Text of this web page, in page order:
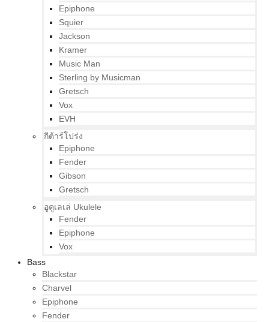
Epiphone
Squier
Jackson
Kramer
Music Man
Sterling by Musicman
Gretsch
Vox
EVH
กีต้าร์โปร่ง
Epiphone
Fender
Gibson
Gretsch
อูคูเลเล่ Ukulele
Fender
Epiphone
Vox
Bass
Blackstar
Charvel
Epiphone
Fender